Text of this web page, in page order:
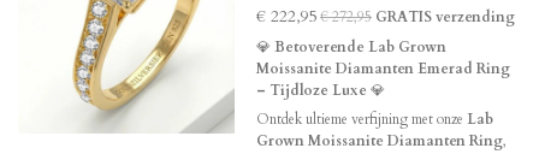
€ 222,95€ 272,95 GRATIS verzending
💎 Betoverende Lab Grown
Moissanite Diamanten Emerad Ring
– Tijdloze Luxe 💎
Ontdek ultieme verfijning met onze Lab
Grown Moissanite Diamanten Ring,